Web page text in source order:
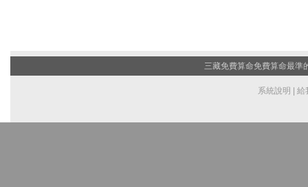
三藏免費算命免費算命最準
系統說明 給